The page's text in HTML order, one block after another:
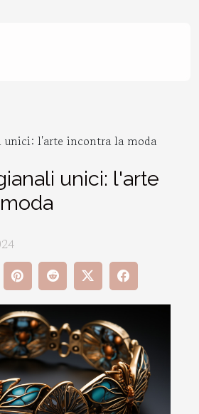
l'arte incontra la moda
unici: l'arte